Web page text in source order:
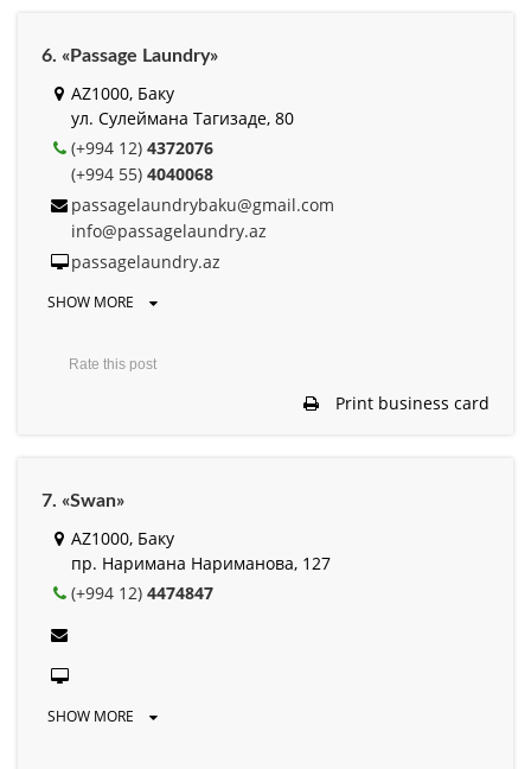
6. «Passage Laundry»
AZ1000, Баку
ул. Сулеймана Тагизаде, 80
(+994 12) 4372076
(+994 55) 4040068
passagelaundrybaku@gmail.com
info@passagelaundry.az
passagelaundry.az
SHOW MORE
Rate this post
Print business card
7. «Swan»
AZ1000, Баку
пр. Наримана Нариманова, 127
(+994 12) 4474847
SHOW MORE